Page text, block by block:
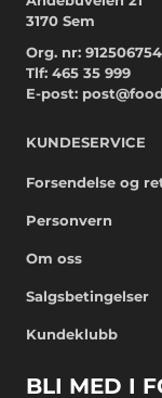
3170 Sem
Org. nr: 912506754
Tlf: 465 35 999
E-post:
KUNDESERVICE
Forsendelse og
Personvern
Om oss
Salgsbetingelser
Kundeklubb
BLI MED I